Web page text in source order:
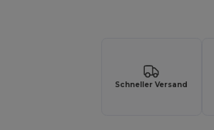
Schneller Versand